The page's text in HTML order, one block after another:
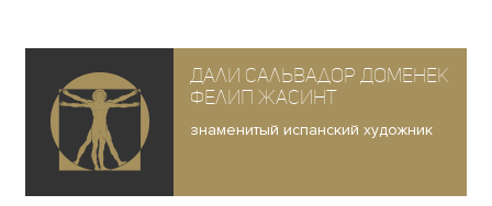
Дали Сальвадор Доменек
Фелип Жасинт
знаменитый испанский художник